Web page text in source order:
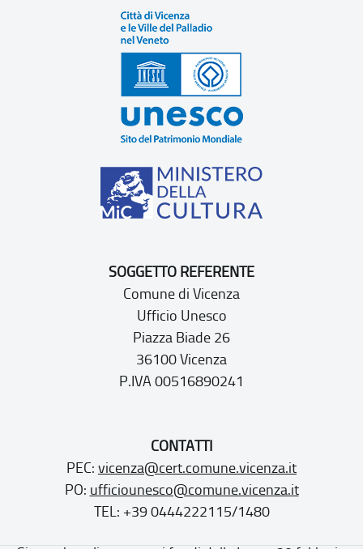
SOGGETTO REFERENTE
Comune di Vicenza
Ufficio Unesco
Piazza Biade 26
36100 Vicenza
P.IVA 00516890241
CONTATTI
PEC: vicenza@cert.comune.vicenza.it
PO: ufficiounesco@comune.vicenza.it
TEL: +39 0444222115/1480